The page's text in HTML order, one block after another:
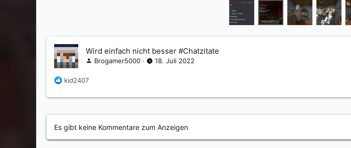
Wird einfach nicht besser #Chatzitate
Brogamer5000 18. Juli 2022
R
a
t
i
o
n
kid2407
Es gibt keine Kommentare zum Anzeigen